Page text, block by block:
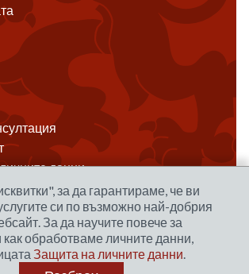
данни
за ползване на сайта
за да гарантираме, че ви
си по възможно най-добрия
За да научите повече за
как обработваме личните данни,
Защита на личните данни.